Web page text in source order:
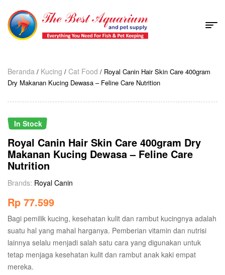
Beranda / Kucing / Cat Food / Royal Canin Hair Skin Care 400gram
Dry Makanan Kucing Dewasa – Feline Care Nutrition
In Stock
Royal Canin Hair Skin Care 400gram Dry
Makanan Kucing Dewasa – Feline Care
Nutrition
Brands: Royal Canin
Rp 77.599
Bagi pemilik kucing, kesehatan kulit dan rambut kucingnya adalah
suatu hal yang mahal harganya. Pemberian vitamin dan nutrisi
lainnya selalu menjadi salah satu cara yang digunakan untuk
tetap menjaga kesehatan kulit dan rambut anak kaki empat
mereka.